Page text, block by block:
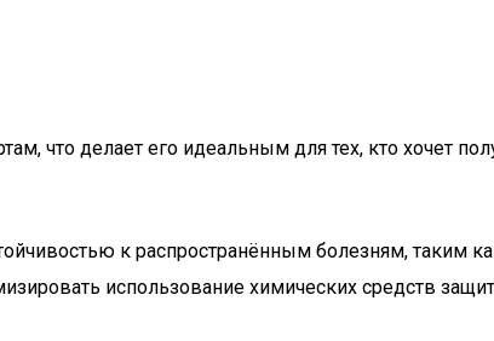
что делает его идеальным для тех, кто хочет
к распространённым болезням, таким
использование химических средств